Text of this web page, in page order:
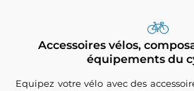
Accessoires vélos,
équipements du
Equipez votre vélo avec des